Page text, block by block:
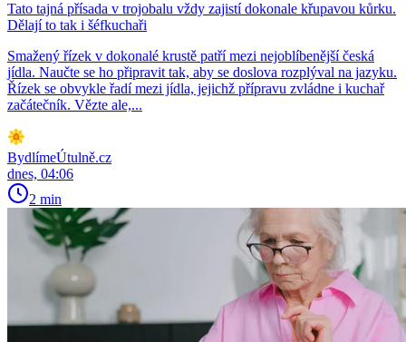
Tato tajná přísada v trojobalu vždy zajistí dokonale křupavou kůrku.
Dělají to tak i šéfkuchaři
Smažený řízek v dokonalé krustě patří mezi nejoblíbenější česká
jídla. Naučte se ho připravit tak, aby se doslova rozplýval na jazyku.
Řízek se obvykle řadí mezi jídla, jejichž přípravu zvládne i kuchař
začátečník. Vězte ale,...
BydlímeÚtulně.cz
dnes, 04:06
2 min